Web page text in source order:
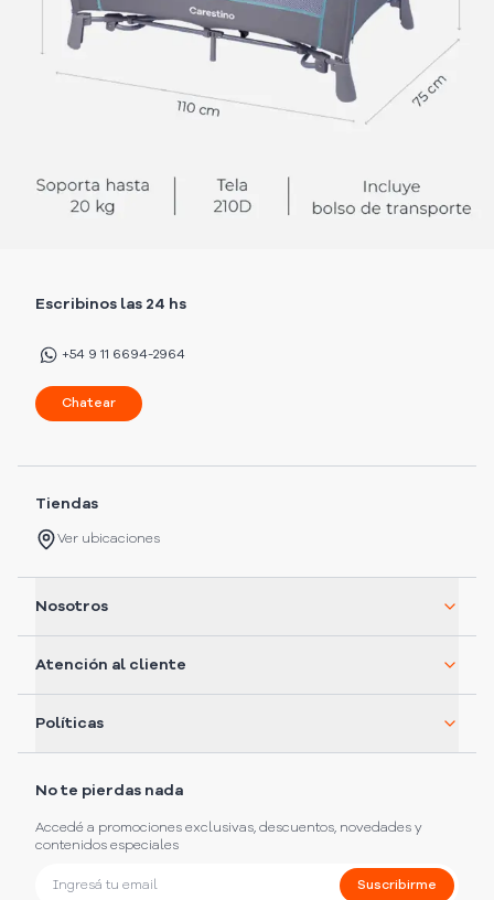
Escribinos las 24 hs
+54 9 11 6694-2964
Chatear
Tiendas
Ver ubicaciones
Nosotros
Atención al cliente
Políticas
No te pierdas nada
Accedé a promociones exclusivas, descuentos, novedades y
contenidos especiales
Suscribirme